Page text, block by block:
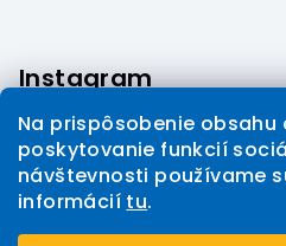
Na prispôsobenie obsahu
poskytovanie funkcií
návštevnosti používame
informácií tu.
Instagram
Sledovať na